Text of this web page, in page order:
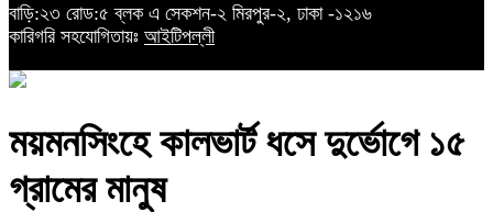
বাড়ি:২৩ রোড:৫ ব্লক এ সেকশন-২ মিরপুর-২, ঢাকা -১২১৬
কারিগরি সহযোগিতায়ঃ আইটিপল্লী
ময়মনসিংহে কালভার্ট ধসে দুর্ভোগে ১৫
গ্রামের মানুষ